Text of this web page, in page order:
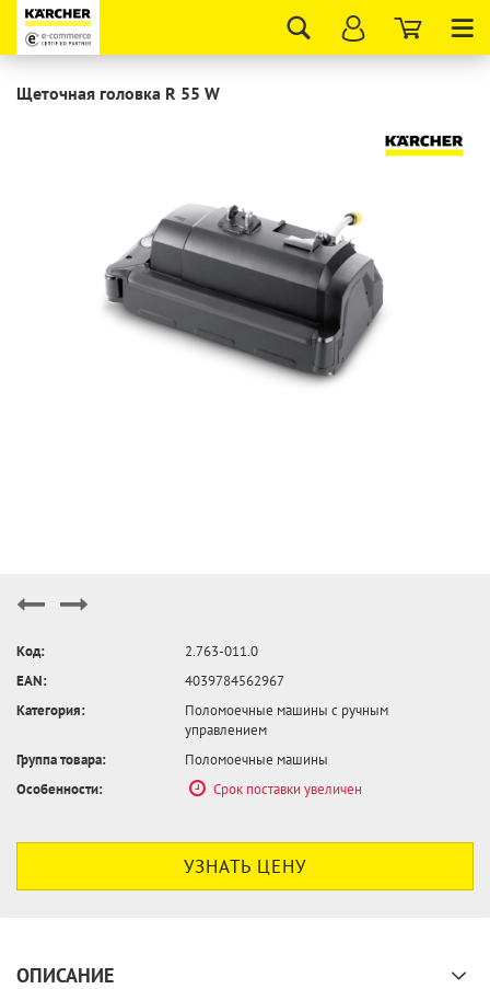
Щеточная головка R 55 W
Код:
2.763-011.0
EAN:
4039784562967
Категория:
Поломоечные машины с ручным
управлением
Группа товара:
Поломоечные машины
Особенности:
Срок поставки увеличен
УЗНАТЬ ЦЕНУ
ОПИСАНИЕ